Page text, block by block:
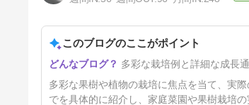
トマトの様子と野菜の収穫
29日前
このブログのここがポイント
多彩な栽培例と詳細な成長
多彩な果樹や植物の栽培に焦点を当て、実
でを具体的に紹介し、家庭菜園や果樹栽培